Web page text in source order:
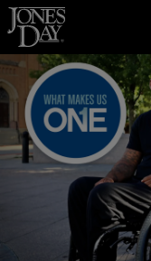
Skip to content